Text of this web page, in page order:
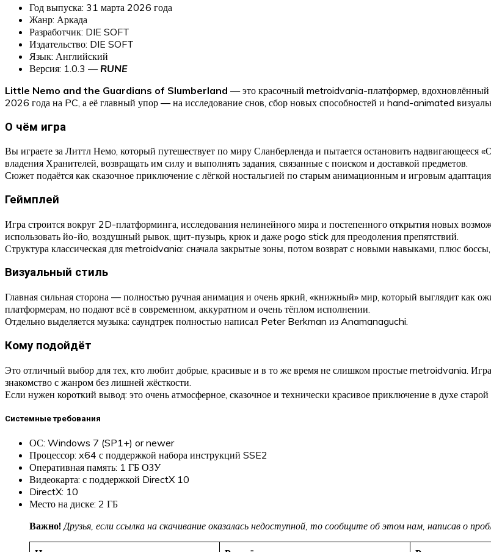
Год выпуска: 31 марта 2026 года
Жанр: Аркада
Разработчик: DIE SOFT
Издательство: DIE SOFT
Язык: Английский
Версия: 1.0.3 — RUNE
Little Nemo and the Guardians of Slumberland — это красочный metroidvania-платформер,
2026 года на PC, а её главный упор — на исследование снов, сбор новых способностей и hand-animated
О чём игра
Вы играете за Литтл Немо, который путешествует по миру Сланберленда и пытается остановить
владения Хранителей, возвращать им силу и выполнять задания, связанные с поиском и доставкой предметов.
Сюжет подаётся как сказочное приключение с лёгкой ностальгией по старым анимационным и игровым
Геймплей
Игра строится вокруг 2D-платформинга, исследования нелинейного мира и постепенного открытия новых
использовать йо-йо, воздушный рывок, щит-пузырь, крюк и даже pogo stick для преодоления препятствий.
Структура классическая для metroidvania: сначала закрытые зоны, потом возврат с новыми навыками, плюс
Визуальный стиль
Главная сильная сторона — полностью ручная анимация и очень яркий, «книжный» мир, который выглядит как
платформерам, но подают всё в современном, аккуратном и очень тёплом исполнении.
Отдельно выделяется музыка: саундтрек полностью написал Peter Berkman из Anamanaguchi.
Кому подойдёт
Это отличный выбор для тех, кто любит добрые, красивые и в то же время не слишком простые metroidvania.
знакомство с жанром без лишней жёсткости.
Если нужен короткий вывод: это очень атмосферное, сказочное и технически красивое приключение в духе
Системные требования
ОС: Windows 7 (SP1+) or newer
Процессор: x64 с поддержкой набора инструкций SSE2
Оперативная память: 1 ГБ ОЗУ
Видеокарта: с поддержкой DirectX 10
DirectX: 10
Место на диске: 2 ГБ
Важно! Друзья, если ссылка на скачивание оказалась недоступной, то сообщите об этом нам, написав о